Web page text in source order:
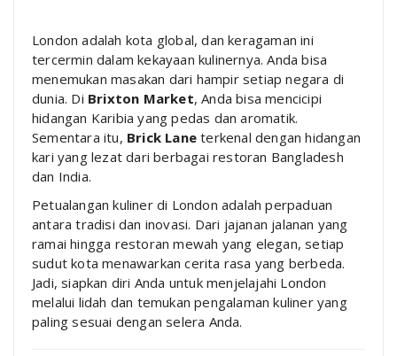
London adalah kota global, dan keragaman ini
tercermin dalam kekayaan kulinernya. Anda bisa
menemukan masakan dari hampir setiap negara di
dunia. Di Brixton Market, Anda bisa mencicipi
hidangan Karibia yang pedas dan aromatik.
Sementara itu, Brick Lane terkenal dengan hidangan
kari yang lezat dari berbagai restoran Bangladesh
dan India.
Petualangan kuliner di London adalah perpaduan
antara tradisi dan inovasi. Dari jajanan jalanan yang
ramai hingga restoran mewah yang elegan, setiap
sudut kota menawarkan cerita rasa yang berbeda.
Jadi, siapkan diri Anda untuk menjelajahi London
melalui lidah dan temukan pengalaman kuliner yang
paling sesuai dengan selera Anda.